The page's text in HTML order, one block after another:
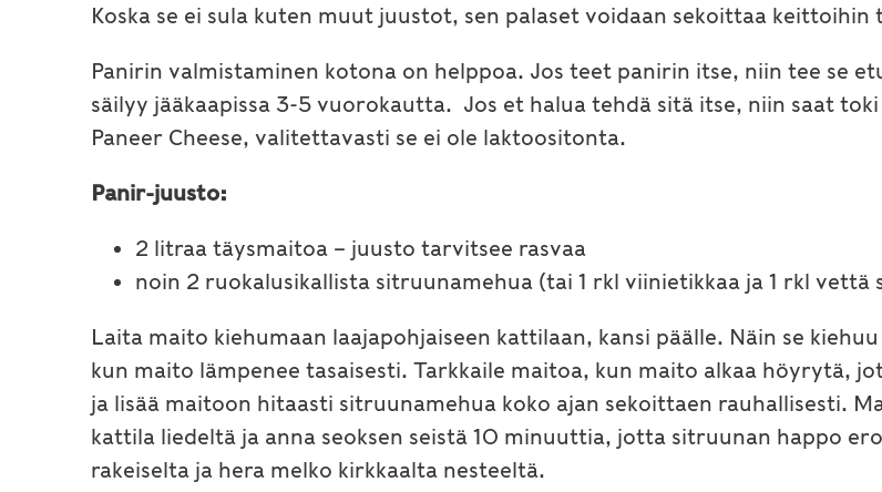
Koska se ei sula kuten muut juustot, sen palaset voidaan sekoittaa
Panirin valmistaminen kotona on helppoa. Jos teet panirin itse, niin tee se
säilyy jääkaapissa 3-5 vuorokautta. Jos et halua tehdä sitä itse, niin saat
Paneer Cheese, valitettavasti se ei ole laktoositonta.
Panir-juusto:
2 litraa täysmaitoa – juusto tarvitsee rasvaa
noin 2 ruokalusikallista sitruunamehua (tai 1 rkl viinietikkaa ja 1 rkl vettä
Laita maito kiehumaan laajapohjaiseen kattilaan, kansi päälle. Näin se
kun maito lämpenee tasaisesti. Tarkkaile maitoa, kun maito alkaa höyrytä,
ja lisää maitoon hitaasti sitruunamehua koko ajan sekoittaen rauhallisesti.
kattila liedeltä ja anna seoksen seistä 10 minuuttia, jotta sitruunan happo
rakeiselta ja hera melko kirkkaalta nesteeltä.